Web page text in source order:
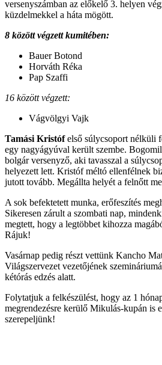
versenyszámban az előkelő 3. helyen
küzdelmekkel a háta mögött.
8 között végzett kumitében:
Bauer Botond
Horváth Réka
Pap Szaffi
16 között végzett:
Vágvölgyi Vajk
Tamási Kristófelső súlycsoport nélküli
egy nagyágyúval került szembe.
bolgár versenyző, aki tavasszal a
helyezett lett. Kristóf méltó ellenfélnek
jutott tovább. Megállta helyét a felnőtt
A sok befektetett munka, erőfeszítés
Sikeresen zárult a szombati nap,
megtett, hogy a legtöbbet kihozza
Rájuk!
Vasárnap pedig részt vettünk Kancho
Világszervezet vezetőjének
kétórás edzés alatt.
Folytatjuk a felkészülést, hogy az 1
megrendezésre kerülő Mikulás-kupán is
szerepeljünk!